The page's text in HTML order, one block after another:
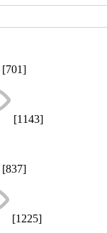
[701]
[1143]
[837]
[1225]